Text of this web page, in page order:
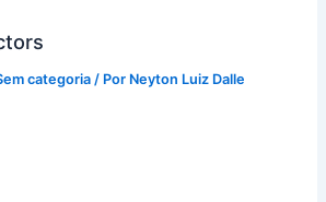
categoria / Por Neyton Luiz Dalle